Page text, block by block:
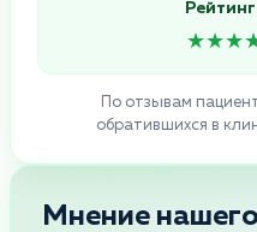
По отзывам
обратившихся в
Мнение